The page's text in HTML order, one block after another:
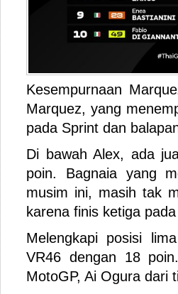
Kesempurnaan
Marquez, yang
pada Sprint dan
Di bawah Alex, ada
poin. Bagnaia yang
musim ini, masih tak
karena finis ketiga
Melengkapi posisi
VR46 dengan 18
MotoGP, Ai Ogura dari